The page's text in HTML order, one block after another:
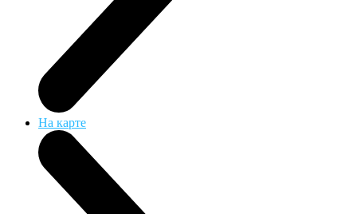
На карте